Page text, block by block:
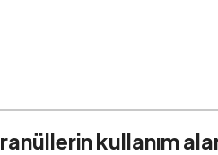
kullanım